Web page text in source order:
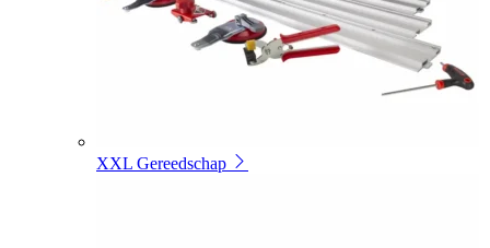
XXL Gereedschap